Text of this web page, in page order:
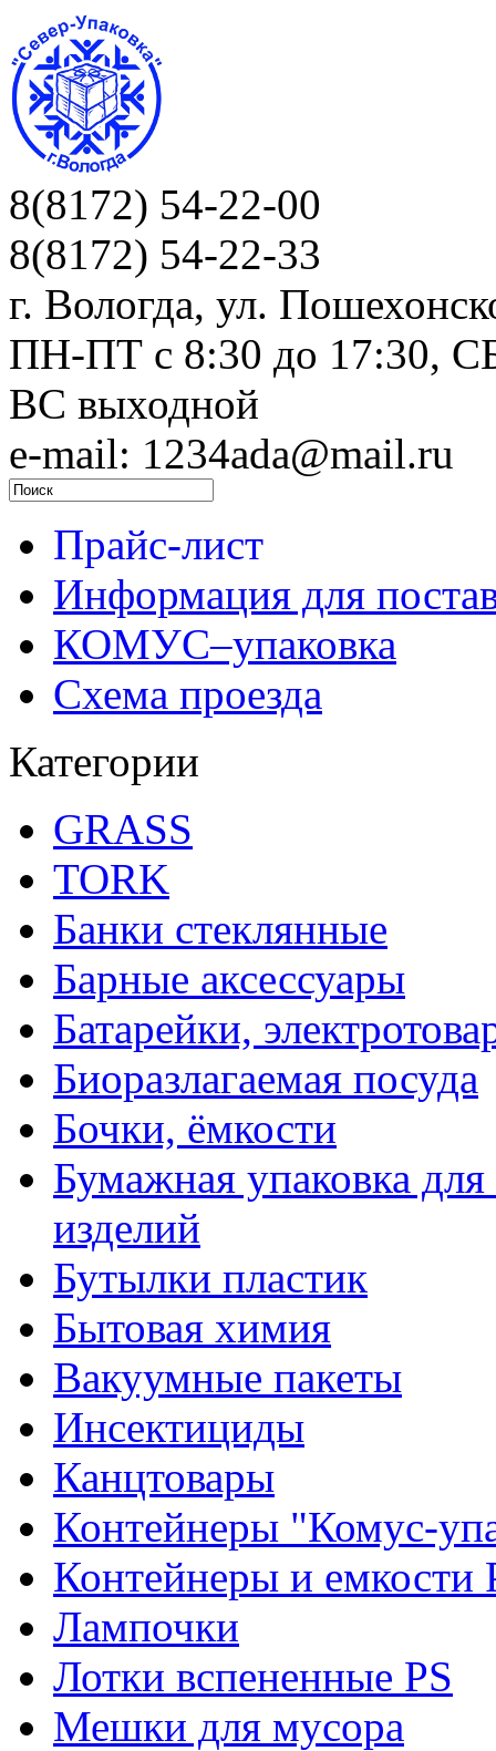
8(8172) 54-22-00
8(8172) 54-22-33
г. Вологда, ул.
ПН-ПТ c 8:30 до 17:30,
ВС выходной
e-mail: 1234ada@mail.ru
Прайс-лист
Информация для
КОМУС–упаковка
Схема проезда
Категории
GRASS
TORK
Банки стеклянные
Барные аксессуары
Батарейки,
Биоразлагаемая посуда
Бочки, ёмкости
Бумажная упаковка
изделий
Бутылки пластик
Бытовая химия
Вакуумные пакеты
Инсектициды
Канцтовары
Контейнеры "Комус-
Контейнеры и емкости
Лампочки
Лотки вспененные PS
Мешки для мусора